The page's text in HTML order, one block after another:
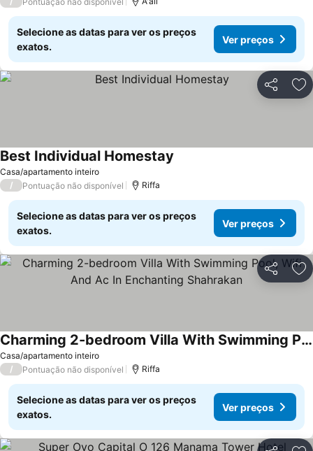
Selecione as datas para ver os preços
exatos.
Ver preços
Partilhar
Casa/apartamento inteiro
Best Individual Homestay
/ Pontuação não disponível Riffa
Selecione as datas para ver os preços
exatos.
Ver preços
Partilhar
Casa/apartamento inteiro
Charming 2-bedroom Villa With Swimming Pool, Wifi And Ac In Enchanting Shahrakan
Ver preços
/ Pontuação não disponível Riffa
Selecione as datas para ver os preços
exatos.
Ver preços